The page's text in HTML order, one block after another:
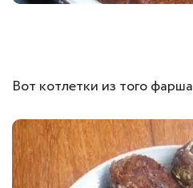
Вот котлетки из того фарша